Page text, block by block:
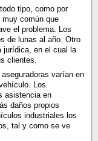
tipo, como por
muy común que
el problema. Los
de lunas al año. Otro
jurídica, en el cual la
clientes.
varían en
Los
asistencia en
daños propios
industriales los
tal y como se ve